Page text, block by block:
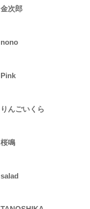
金次郎
nono
Pink
りんごいくら
桜鳴
salad